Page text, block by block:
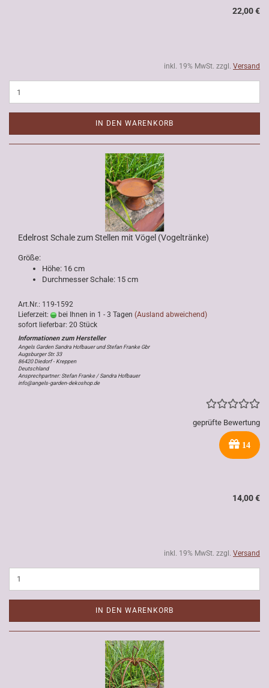
22,00 €
inkl. 19% MwSt. zzgl. Versand
IN DEN WARENKORB
Edelrost Schale zum Stellen mit Vögel (Vogeltränke)
Größe:
Höhe: 16 cm
Durchmesser Schale: 15 cm
Art.Nr.: 119-1592
Lieferzeit:
bei Ihnen in 1 - 3 Tagen (Ausland abweichend)
sofort lieferbar: 20 Stück
Angels Garden Sandra Hofbauer und Stefan Franke Gbr
Augsburger Str. 33
86420 Diedorf - Kreppen
Deutschland
Ansprechpartner: Stefan Franke / Sandra Hofbauer
info@angels-garden-dekoshop.de
geprüfte Bewertung
14
14,00 €
inkl. 19% MwSt. zzgl. Versand
IN DEN WARENKORB